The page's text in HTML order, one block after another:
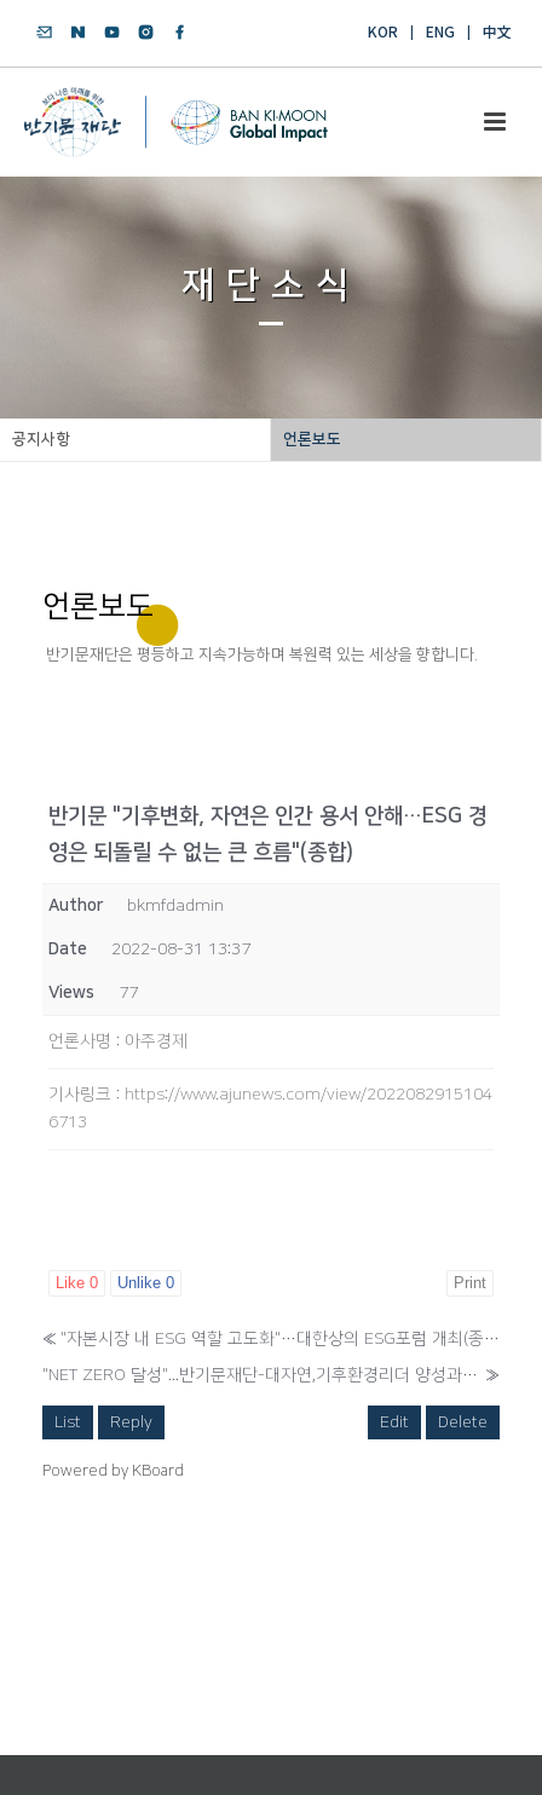
KOR ENG 中文
재단소식
공지사항 언론보도
언론보도
반기문재단은 평등하고 지속가능하며 복원력 있는 세상을 향합니다.
반기문 "기후변화, 자연은 인간 용서 안해…ESG 경
영은 되돌릴 수 없는 큰 흐름"(종합)
Author bkmfdadmin
Date 2022-08-31 13:37
Views 77
언론사명 : 아주경제
기사링크 : https://www.ajunews.com/view/2022082915104
6713
Like 0 Unlike 0 Print
«
"자본시장 내 ESG 역할 고도화"…대한상의 ESG포럼 개최(종합)
"NET ZERO 달성"...반기문재단-대자연,기후환경리더 양성과정 종강식 개최 »
List Reply Edit Delete
Powered by KBoard